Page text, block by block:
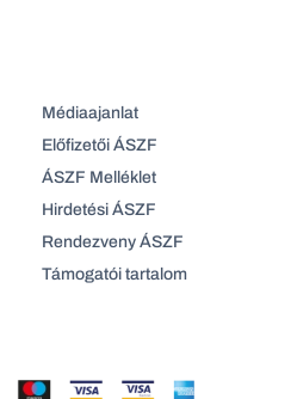
Médiaajanlat
Előfizetői ÁSZF
ÁSZF Melléklet
Hirdetési ÁSZF
Rendezveny ÁSZF
Támogatói tartalom